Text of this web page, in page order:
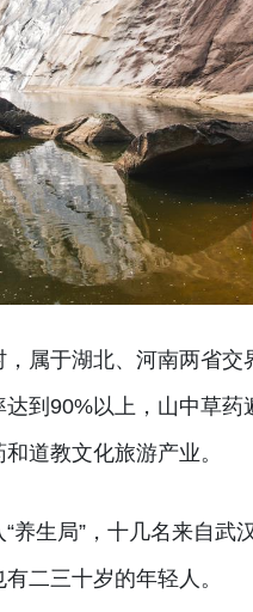
属于湖北、河南两省交
到90%以上，山中草药
道教文化旅游产业。
养生局”，十几名来自武
二三十岁的年轻人。